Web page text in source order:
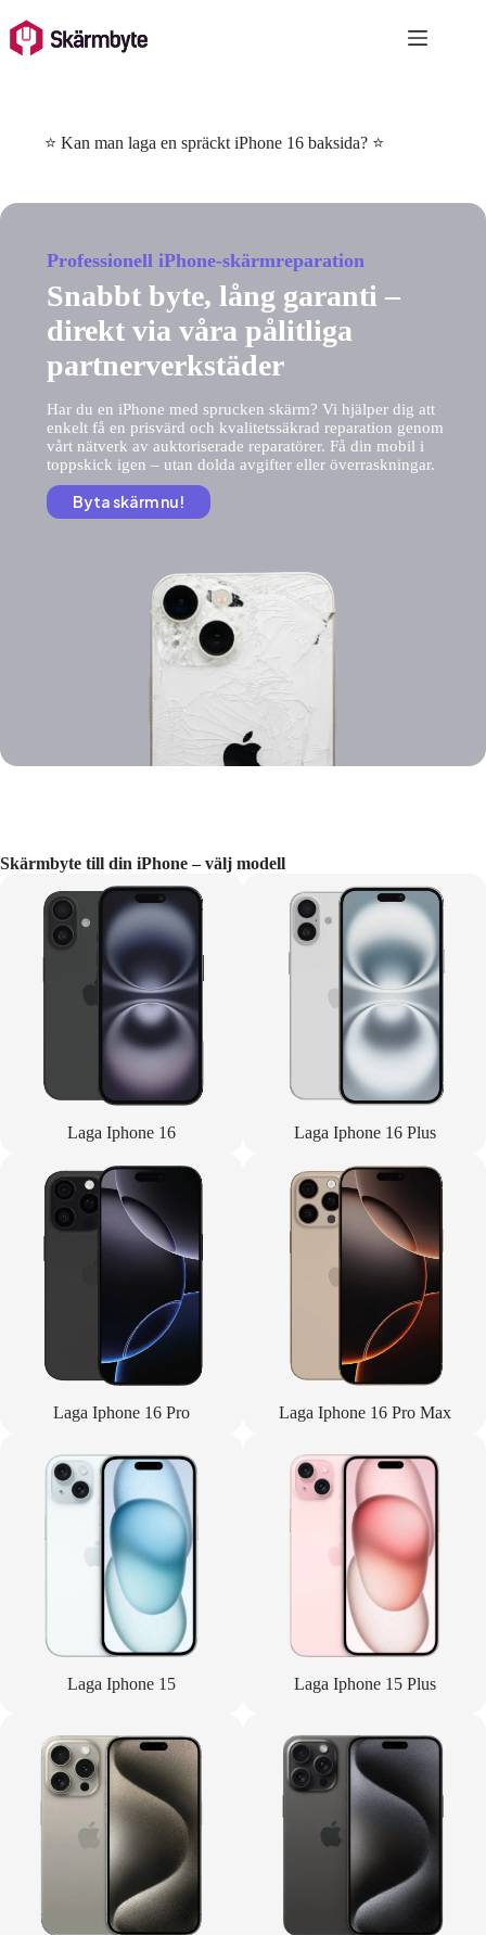
to
content
⭐ Kan man laga en spräckt iPhone 16 baksida? ⭐
Professionell iPhone-skärmreparation
Snabbt byte, lång garanti –
direkt via våra pålitliga
partnerverkstäder
Har du en iPhone med sprucken skärm? Vi hjälper dig att
enkelt få en prisvärd och kvalitetssäkrad reparation genom
vårt nätverk av auktoriserade reparatörer. Få din mobil i
toppskick igen – utan dolda avgifter eller överraskningar.
Byta skärm nu!
Skärmbyte till din iPhone – välj modell
Laga Iphone 16 Laga Iphone 16 Plus
Laga Iphone 16 Pro Laga Iphone 16 Pro Max
Laga Iphone 15 Laga Iphone 15 Plus